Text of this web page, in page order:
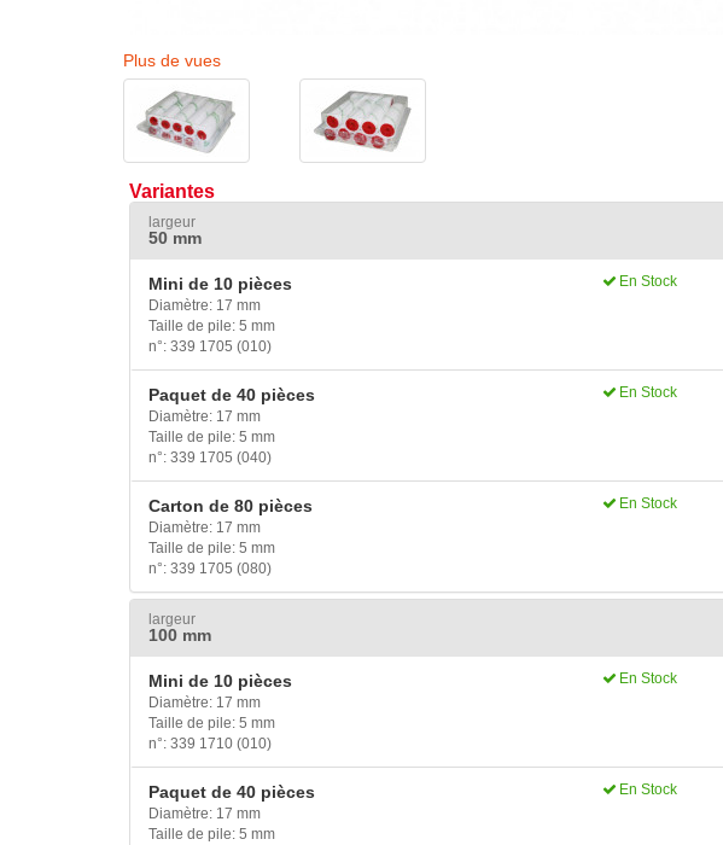
Plus de vues
Variantes
largeur
50 mm
Mini de 10 pièces
Diamètre: 17 mm
Taille de pile: 5 mm
n°: 339 1705 (010)
En Stock
Paquet de 40 pièces
Diamètre: 17 mm
Taille de pile: 5 mm
n°: 339 1705 (040)
En Stock
Carton de 80 pièces
Diamètre: 17 mm
Taille de pile: 5 mm
n°: 339 1705 (080)
En Stock
largeur
100 mm
Mini de 10 pièces
Diamètre: 17 mm
Taille de pile: 5 mm
n°: 339 1710 (010)
En Stock
Paquet de 40 pièces
Diamètre: 17 mm
Taille de pile: 5 mm
En Stock